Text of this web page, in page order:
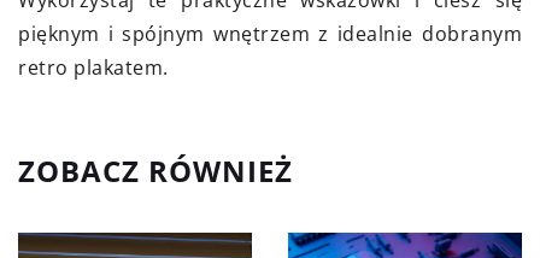
pięknym i spójnym wnętrzem z idealnie dobranym
retro plakatem.
ZOBACZ RÓWNIEŻ